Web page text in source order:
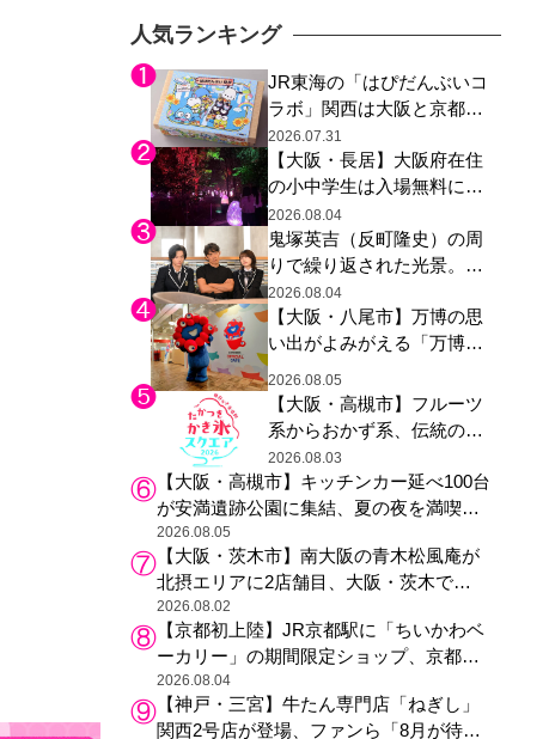
人気ランキング
JR東海の「はぴだんぶいコ
ラボ」関西は大阪と京都の
み、日焼けしたポチャッコ
らサンリオキャラが描かれ
た駅弁やグッズが登場
2026.07.31
【大阪・長居】大阪府在住
の小中学生は入場無料に、
チームラボが「夏休みの自
由研究の課題に」と「ボタ
ニカルガーデン 大阪」へ招
待
2026.08.04
鬼塚英吉（反町隆史）の周
りで繰り返された光景。ド
ラマ『GTO』第３話で光っ
た演出の巧みさ
2026.08.04
【大阪・八尾市】万博の思
い出がよみがえる「万博レ
クミャク登場、大屋根リン
グ木材展示も
2026.08.05
【大阪・高槻市】フルーツ
系からおかず系、伝統の天
然氷まで人気店が集結、高
槻阪急スクエアで「かき
氷」祭り
2026.08.03
【大阪・高槻市】キッチンカー延べ100台
が安満遺跡公園に集結、夏の夜を満喫す
る4日間のグルメイベント
2026.08.05
【大阪・茨木市】南大阪の青木松風庵が
北摂エリアに2店舗目、大阪・茨木で
も“焼きたて”の月化粧が食べられる
2026.08.02
【京都初上陸】JR京都駅に「ちいかわベ
ーカリー」の期間限定ショップ、京都の
銘菓“おたべ”との限定コラボも
2026.08.04
【神戸・三宮】牛たん専門店「ねぎし」
関西2号店が登場、ファンら「8月が待ち